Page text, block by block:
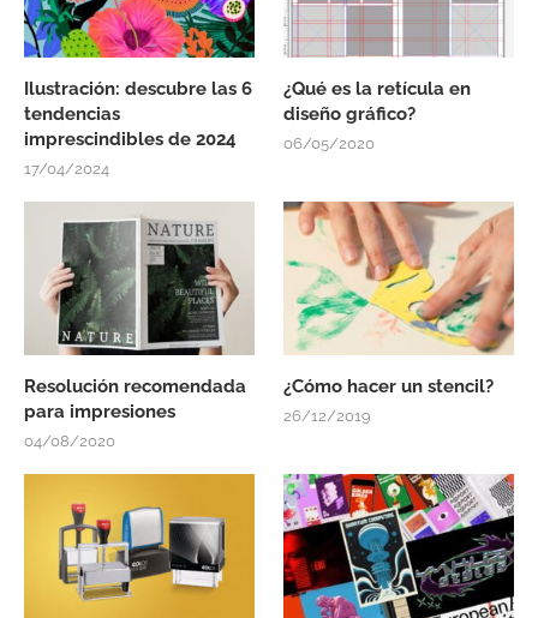
Ilustración: descubre las 6
tendencias
imprescindibles de 2024
17/04/2024
¿Qué es la retícula en
diseño gráfico?
06/05/2020
Resolución recomendada
para impresiones
04/08/2020
¿Cómo hacer un stencil?
26/12/2019